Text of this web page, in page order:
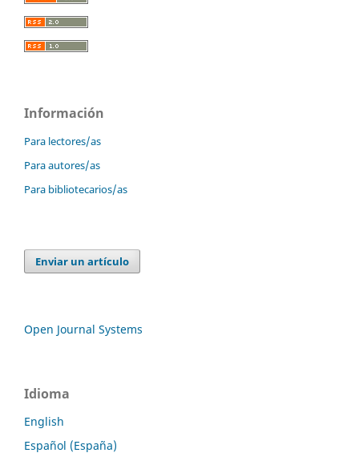
Información
Para lectores/as
Para autores/as
Para bibliotecarios/as
Enviar un artículo
Open Journal Systems
Idioma
English
Español (España)